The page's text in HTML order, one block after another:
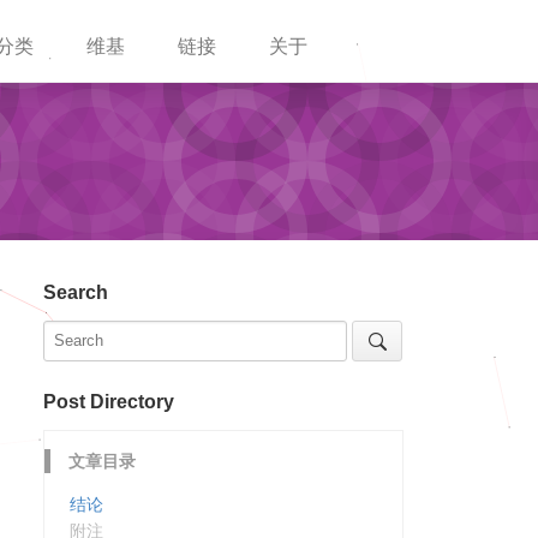
类 维基 链接 关于
Search
Post Directory
文章目录
结论
附注